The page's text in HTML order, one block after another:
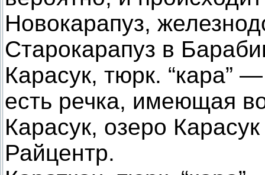
Новокарапуз,
Старокарапуз в
Карасук, тюрк. “кара”
есть речка, имеющая
Карасук, озеро
Райцентр.